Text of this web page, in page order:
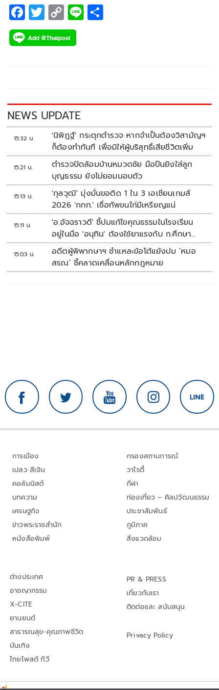
F
ac
e
k
T
wi
tt
C
o
p
k
Li
NEWS UPDATE
15:32 น.
'นิพิฏฐ์' กระตุกตำรวจ หากจำเป็นต้องวิสามัญฯ
ก็ต้องทำทันที เพื่อมิให้ผู้บริสุทธิ์เสียชีวิตเพิ่ม
15:21 น.
ตำรวจปิดล้อมบ้านหมวดชัย มือปืนยิงใส่ลูก
บุญธรรม ยังไม่ยอมมอบตัว
15:13 น.
'กุลวุฒิ' มุ่งมั่นขอติด 1 ใน 3 เอเชียนเกมส์
2026 'กกท.' เชื่อทัพขนไก่มีเหรียญแน่
15:11 น.
'อ.อัจฉราวดี' ชี้ปมแก้ไขคุณธรรมในโรงเรียน
อยู่ในมือ 'อนุทิน' ต้องใช้ยาแรงกับ ก.ศึกษา
เรื่องปืนแค่ปลายเหตุ
15:03 น.
อดีตผู้พิพากษาฯ ชำแหละข้อโต้แย้งปม ‘หมอ
สรณ’ ชี้คลาดเคลื่อนหลักกฎหมาย
การเมือง
เปลว สีเงิน
คอลัมนิสต์
บทความ
เศรษฐกิจ
ข่าวพระราชสำนัก
หนังสือพิมพ์
กรองสถานการณ์
วาไรตี้
กีฬา
ท่องเที่ยว – ศิลปวัฒนธรรม
ประชาสัมพันธ์
ภูมิภาค
สิ่งแวดล้อม
ต่างประเทศ
อาชญากรรม
X-CITE
ยานยนต์
สาธารณสุข-คุณภาพชีวิต
บันเทิง
ไทยโพสต์ ทีวี
PR & PRESS
เกี่ยวกับเรา
ติดต่อและ สนับสนุน
Privacy Policy